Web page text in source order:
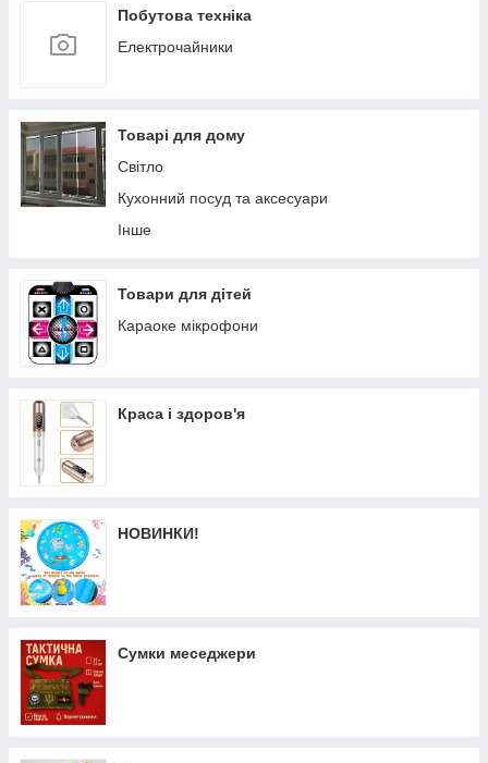
Побутова техніка
Електрочайники
Товарі для дому
Світло
Кухонний посуд та аксесуари
Інше
Товари для дітей
Караоке мікрофони
Краса і здоров'я
НОВИНКИ!
Сумки меседжери